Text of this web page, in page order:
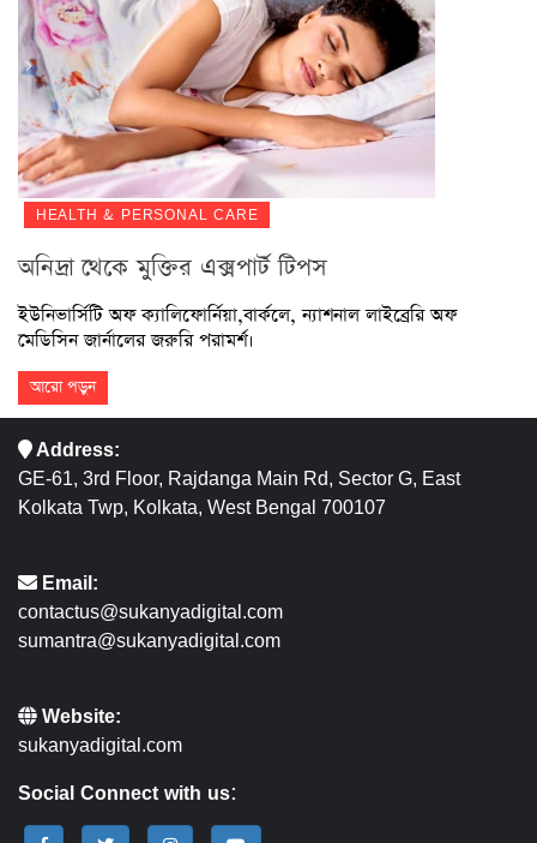
HEALTH & PERSONAL CARE
অনিদ্রা থেকে মুক্তির এক্সপার্ট টিপস
ইউনিভার্সিটি অফ ক্যালিফোর্নিয়া,বার্কলে, ন্যাশনাল লাইব্রেরি অফ
মেডিসিন জার্নালের জরুরি পরামর্শ।
আরো পড়ুন
Address:
GE-61, 3rd Floor, Rajdanga Main Rd, Sector G, East
Kolkata Twp, Kolkata, West Bengal 700107
Email:
contactus@sukanyadigital.com
sumantra@sukanyadigital.com
Website:
sukanyadigital.com
Social Connect with us: